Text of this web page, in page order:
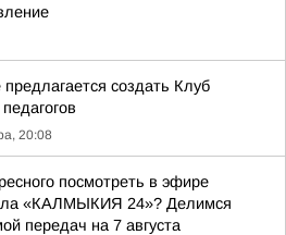
создать Клуб
20:08
посмотреть в эфире
«КАЛМЫКИЯ 24»? Делимся
передач на 7 августа